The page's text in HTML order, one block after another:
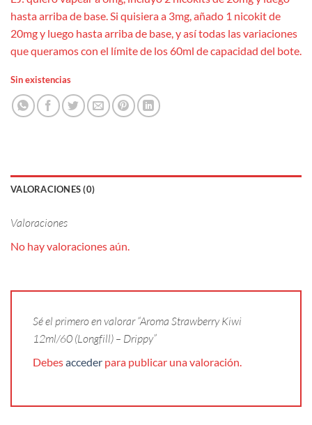
hasta arriba de base. Si quisiera a 3mg, añado 1 nicokit de
20mg y luego hasta arriba de base, y así todas las variaciones
que queramos con el límite de los 60ml de capacidad del bote.
Sin existencias
VALORACIONES (0)
Valoraciones
No hay valoraciones aún.
Sé el primero en valorar “Aroma Strawberry Kiwi
12ml/60 (Longfill) – Drippy”
Debesacceder para publicar una valoración.